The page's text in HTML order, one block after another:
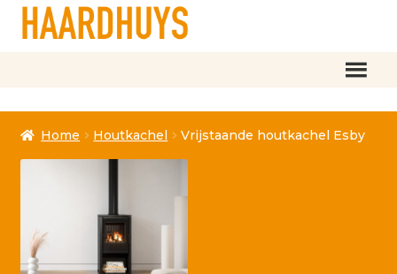
Afrekenen
Betaling geannuleerd
Betaling voltooid
Home Houtkachel Vrijstaande houtkachel Esby